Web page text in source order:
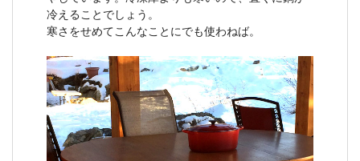
冷えることでしょう。
寒さをせめてこんなことにでも使わねば。